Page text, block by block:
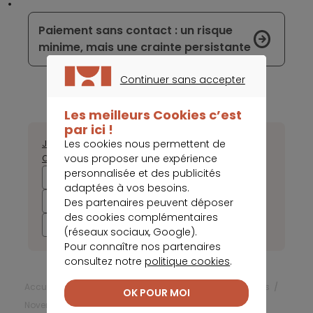
Paiement sans contact : un risque
minime, mais une crainte persistante
2025 2024 2023
2022
2021
2020 2019
2018
2017
JanvierFévrierMarsAvrilMai JuinJuilletAoûtSeptembre
OctobreNovembreDécembre
Frais bancaires
Actualités Frais bancaires
Novembre 2023
Continuer sans accepter
Les meilleurs Cookies c’est
par ici !
Les cookies nous permettent de
vous proposer une expérience
personnalisée et des publicités
adaptées à vos besoins.
Des partenaires peuvent déposer
des cookies complémentaires
(réseaux sociaux, Google).
Pour connaître nos partenaires
consultez notre politique cookies.
OK POUR MOI